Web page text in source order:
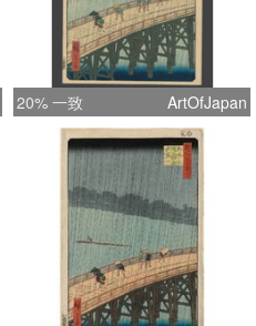
20% 一致 ArtOfJapan